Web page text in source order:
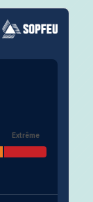
Extrême